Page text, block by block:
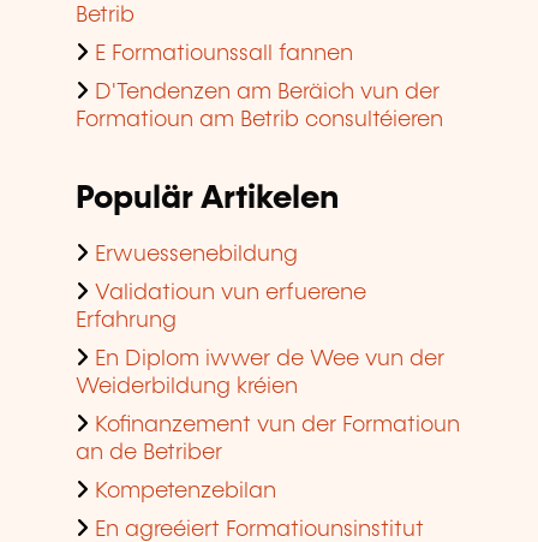
Betrib
E Formatiounssall fannen
D'Tendenzen am Beräich vun der
Formatioun am Betrib consultéieren
Populär Artikelen
Erwuessenebildung
Validatioun vun erfuerene
Erfahrung
En Diplom iwwer de Wee vun der
Weiderbildung kréien
Kofinanzement vun der Formatioun
an de Betriber
Kompetenzebilan
En agreéiert Formatiounsinstitut